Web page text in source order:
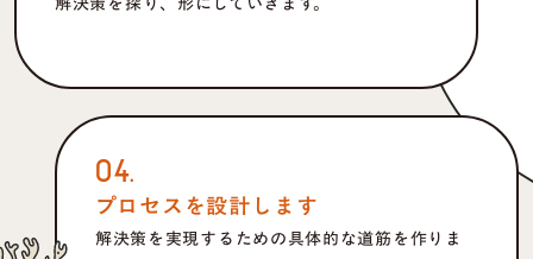
04.
プロセスを設計します
解決策を実現するための具体的な道筋を作りま